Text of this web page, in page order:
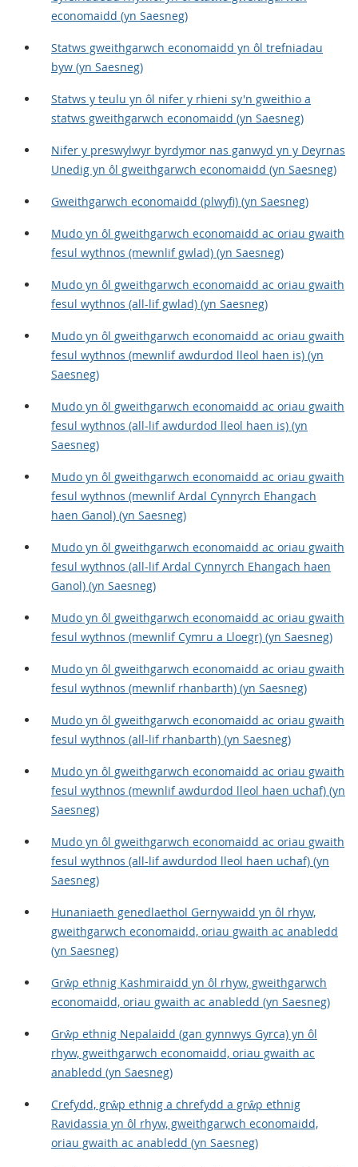
economaidd (yn Saesneg)
Statws gweithgarwch economaidd yn ôl trefniadau
byw (yn Saesneg)
Statws y teulu yn ôl nifer y rhieni sy'n gweithio a
statws gweithgarwch economaidd (yn Saesneg)
Nifer y preswylwyr byrdymor nas ganwyd yn y Deyrnas
Unedig yn ôl gweithgarwch economaidd (yn Saesneg)
Gweithgarwch economaidd (plwyfi) (yn Saesneg)
Mudo yn ôl gweithgarwch economaidd ac oriau gwaith
fesul wythnos (mewnlif gwlad) (yn Saesneg)
Mudo yn ôl gweithgarwch economaidd ac oriau gwaith
fesul wythnos (all-lif gwlad) (yn Saesneg)
Mudo yn ôl gweithgarwch economaidd ac oriau gwaith
fesul wythnos (mewnlif awdurdod lleol haen is) (yn
Saesneg)
Mudo yn ôl gweithgarwch economaidd ac oriau gwaith
fesul wythnos (all-lif awdurdod lleol haen is) (yn
Saesneg)
Mudo yn ôl gweithgarwch economaidd ac oriau gwaith
fesul wythnos (mewnlif Ardal Cynnyrch Ehangach
haen Ganol) (yn Saesneg)
Mudo yn ôl gweithgarwch economaidd ac oriau gwaith
fesul wythnos (all-lif Ardal Cynnyrch Ehangach haen
Ganol) (yn Saesneg)
Mudo yn ôl gweithgarwch economaidd ac oriau gwaith
fesul wythnos (mewnlif Cymru a Lloegr) (yn Saesneg)
Mudo yn ôl gweithgarwch economaidd ac oriau gwaith
fesul wythnos (mewnlif rhanbarth) (yn Saesneg)
Mudo yn ôl gweithgarwch economaidd ac oriau gwaith
fesul wythnos (all-lif rhanbarth) (yn Saesneg)
Mudo yn ôl gweithgarwch economaidd ac oriau gwaith
fesul wythnos (mewnlif awdurdod lleol haen uchaf) (yn
Saesneg)
Mudo yn ôl gweithgarwch economaidd ac oriau gwaith
fesul wythnos (all-lif awdurdod lleol haen uchaf) (yn
Saesneg)
Hunaniaeth genedlaethol Gernywaidd yn ôl rhyw,
gweithgarwch economaidd, oriau gwaith ac anabledd
(yn Saesneg)
Grŵp ethnig Kashmiraidd yn ôl rhyw, gweithgarwch
economaidd, oriau gwaith ac anabledd (yn Saesneg)
Grŵp ethnig Nepalaidd (gan gynnwys Gyrca) yn ôl
rhyw, gweithgarwch economaidd, oriau gwaith ac
anabledd (yn Saesneg)
Crefydd, grŵp ethnig a chrefydd a grŵp ethnig
Ravidassia yn ôl rhyw, gweithgarwch economaidd,
oriau gwaith ac anabledd (yn Saesneg)